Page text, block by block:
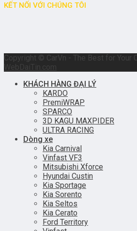
KẾT NỐI VỚI CHÚNG TÔI
Copyright © CarVn - The Best for Your
WebDaiTin.com
KHÁCH HÀNG ĐẠI LÝ
KARDO
PremiWRAP
SPARCO
3D KAGU MAXPIDER
ULTRA RACING
Dòng xe
Kia Carnival
Vinfast VF3
Mitsubishi Xforce
Hyundai Custin
Kia Sportage
Kia Sorento
Kia Seltos
Kia Cerato
Ford Territory